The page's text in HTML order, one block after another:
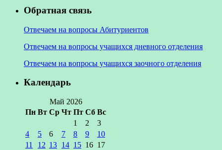
Обратная связь
Отвечаем на вопросы Абитуриентов
Отвечаем на вопросы учащихся дневного отделения
Отвечаем на вопросы учащихся заочного отделения
Календарь
Май 2026
Пн Вт Ср Чт Пт Сб Вс
1 2
3
4
5 6 7 8 9
10
11
12 13 14 15 16 17